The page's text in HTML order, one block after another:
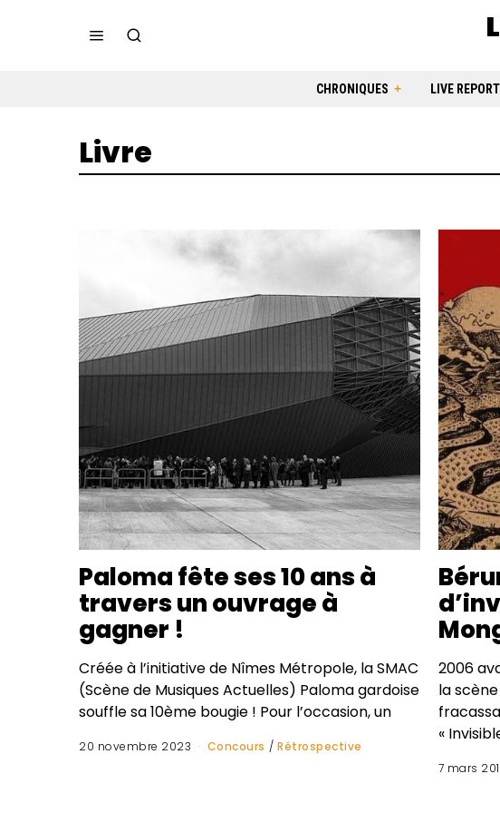
CHRONIQUES LIVE
Livre
Paloma fête ses 10 ans à
travers un ouvrage à
gagner !
Créée à l’initiative de Nîmes Métropole, la SMAC
(Scène de Musiques Actuelles) Paloma gardoise
souffle sa 10ème bougie ! Pour l’occasion, un
20 novembre 2023 Concours / Rétrospective
2006
la
«
7 mars